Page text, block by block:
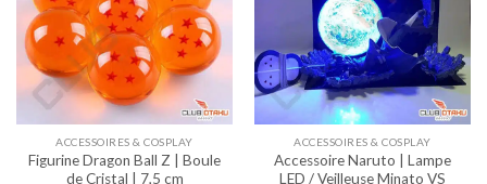
options
peuvent
être
choisies
sur
la
page
du
ACCESSOIRES & COSPLAY
Figurine Dragon Ball Z | Boule
de Cristal | 7,5 cm
ACCESSOIRES & COSPLAY
Accessoire Naruto | Lampe
LED / Veilleuse Minato VS